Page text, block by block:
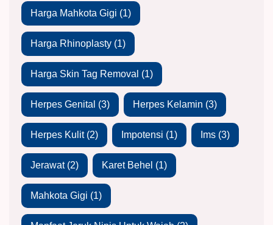
Harga Mahkota Gigi (1)
Harga Rhinoplasty (1)
Harga Skin Tag Removal (1)
Herpes Genital (3) Herpes Kelamin (3)
Herpes Kulit(2) Impotensi (1) Ims (3)
Jerawat(2) Karet Behel (1)
Mahkota Gigi (1)